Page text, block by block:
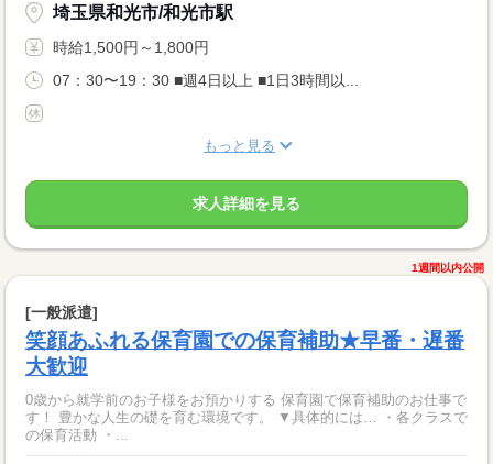
埼玉県和光市/和光市駅
時給1,500円～1,800円
07：30〜19：30 ■週4日以上 ■1日3時間以...
もっと見る
求人詳細を見る
1週間以内公開
[一般派遣]
笑顔あふれる保育園での保育補助★早番・遅番
大歓迎
0歳から就学前のお子様をお預かりする 保育園で保育補助のお仕事で
す！ 豊かな人生の礎を育む環境です。 ▼具体的には… ・各クラスで
の保育活動 ・...